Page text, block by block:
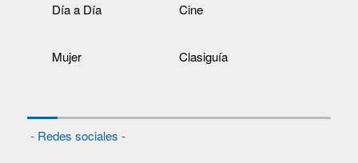
Día a Día Cine
Mujer Clasiguía
- Redes sociales -